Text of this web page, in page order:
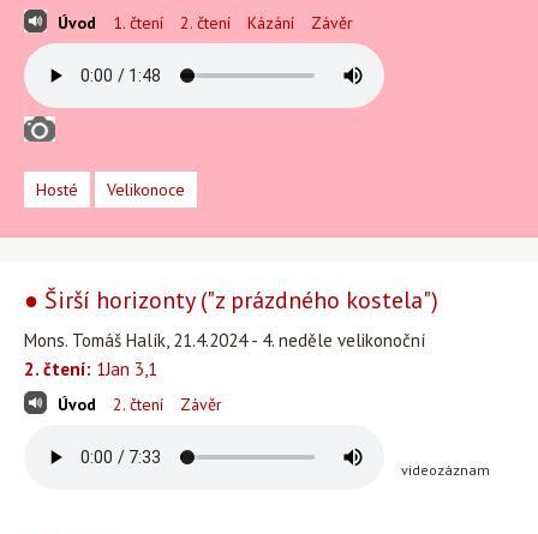
Úvod 1. čtení 2. čtení Kázání Závěr
Hosté Velikonoce
● Širší horizonty ("z prázdného kostela")
Mons. Tomáš Halík, 21.4.2024 - 4. neděle velikonoční
2. čtení: 1Jan 3,1
Úvod 2. čtení Závěr
videozáznam